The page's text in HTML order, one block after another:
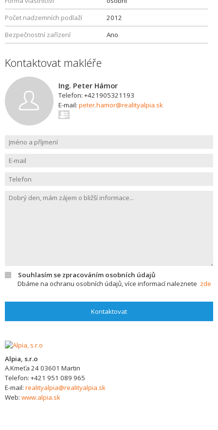
Počet nadzemních podlaží
2012
Bezpečnostní zařízení
Ano
Kontaktovat makléře
Ing. Peter Hámor
Telefon: +421905321193
E-mail: peter.hamor@realityalpia.sk
Souhlasím se zpracováním osobních údajů
Dbáme na ochranu osobních údajů, více informací naleznete zde
Kontaktovat
Alpia, s.r.o
A.Kmeťa 2403601 Martin
Telefon: +421 951 089 965
E-mail: realityalpia@realityalpia.sk
Web: www.alpia.sk